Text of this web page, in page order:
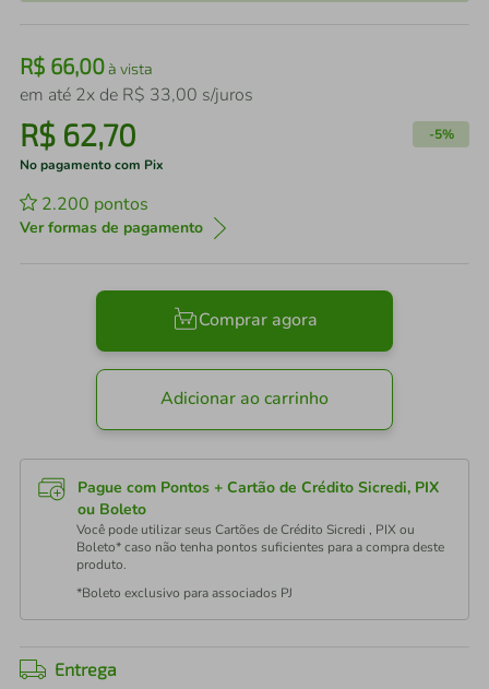
R$ 66,00à vista
em até 2x de R$ 33,00 s/juros
R$ 62,70 -5%
No pagamento com Pix
2.200 pontos
Ver formas de pagamento
Comprar agora
Adicionar ao carrinho
Pague com Pontos + Cartão de Crédito Sicredi, PIX
ou Boleto
Você pode utilizar seus Cartões de Crédito Sicredi , PIX ou
Boleto* caso não tenha pontos suficientes para a compra deste
produto.
*Boleto exclusivo para associados PJ
Entrega